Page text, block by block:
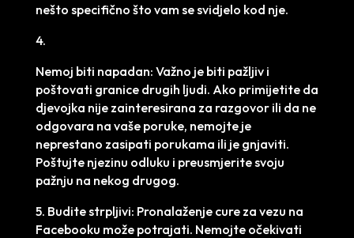
nešto specifično što vam se svidjelo kod nje.
4.
Nemoj biti napadan: Važno je biti pažljiv i
poštovati granice drugih ljudi. Ako primijetite da
djevojka nije zainteresirana za razgovor ili da ne
odgovara na vaše poruke, nemojte je
neprestano zasipati porukama ili je gnjaviti.
Poštujte njezinu odluku i preusmjerite svoju
pažnju na nekog drugog.
5. Budite strpljivi: Pronalaženje cure za vezu na
Facebooku može potrajati. Nemojte očekivati